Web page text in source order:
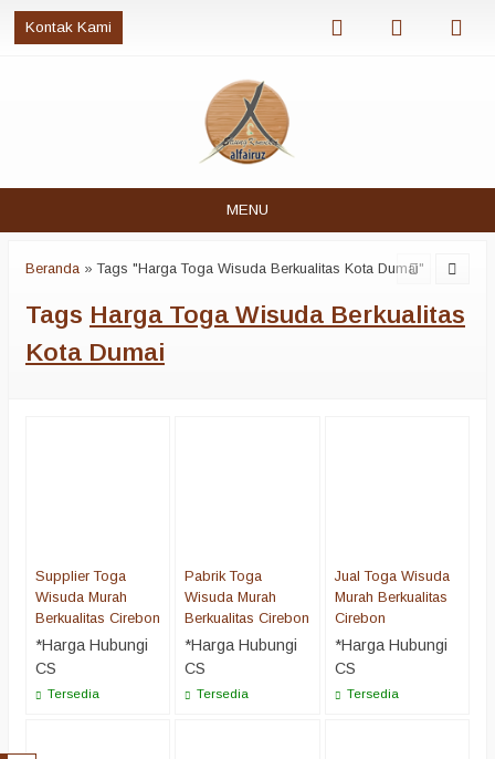
Kontak Kami
MENU
Beranda »Tags "Harga Toga Wisuda Berkualitas Kota Dumai"
Tags Harga Toga Wisuda Berkualitas
Kota Dumai
Supplier Toga
Wisuda Murah
Berkualitas Cirebon
*Harga Hubungi
CS
Tersedia
Pabrik Toga
Wisuda Murah
Berkualitas Cirebon
*Harga Hubungi
CS
Tersedia
Jual Toga Wisuda
Murah Berkualitas
Cirebon
*Harga Hubungi
CS
Tersedia